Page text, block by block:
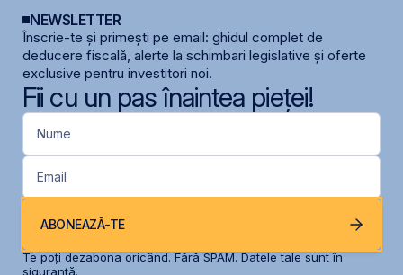
NEWSLETTER
Înscrie-te și primești pe email: ghidul complet de
deducere fiscală, alerte la schimbari legislative și oferte
exclusive pentru investitori noi.
Fii cu un pas înaintea pieței!
Nume
Email
ABONEAZĂ-TE
Te poți dezabona oricând. Fără SPAM. Datele tale sunt în
siguranță.